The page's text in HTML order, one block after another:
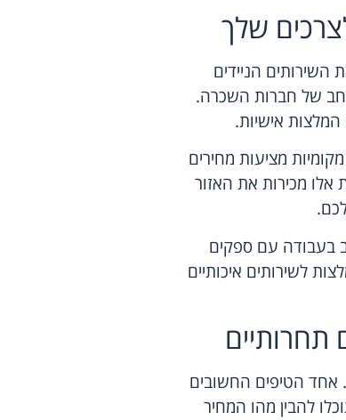
שלך
הניידים
רחב של חברות השכרה.
המלצות אישיות.
מציעות מחירים
אלו מכירות את האזור
בעבודה עם ספקים
לשירותים איכותיים
תחרותיים
אחד הטיפים החשובים
להבין מהו המחיר